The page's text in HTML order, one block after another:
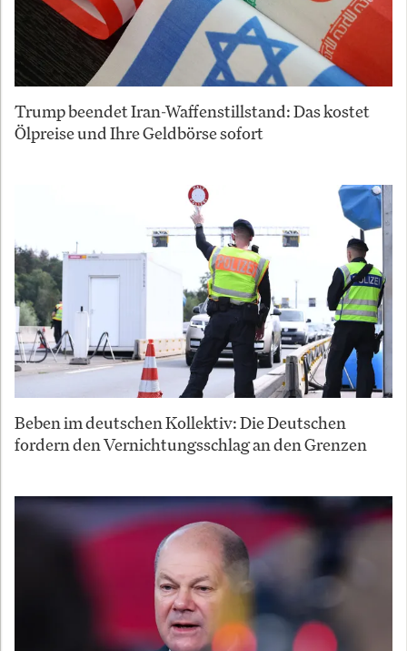
Trump beendet Iran-Waffenstillstand: Das kostet
Ölpreise und Ihre Geldbörse sofort
Beben im deutschen Kollektiv: Die Deutschen
fordern den Vernichtungsschlag an den Grenzen